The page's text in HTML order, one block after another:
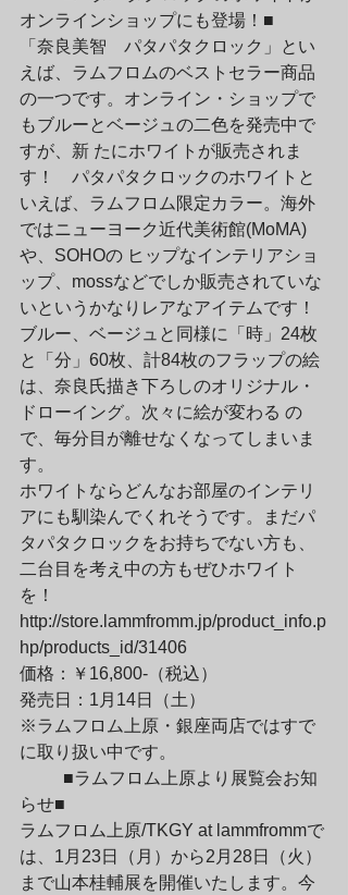
オンラインショップにも登場！■
「奈良美智　パタパタクロック」とい
えば、ラムフロムのベストセラー商品
の一つです。オンライン・ショップで
もブルーとベージュの二色を発売中で
すが、新 たにホワイトが販売されま
す！　パタパタクロックのホワイトと
いえば、ラムフロム限定カラー。海外
ではニューヨーク近代美術館(MoMA)
や、SOHOの ヒップなインテリアショ
ップ、mossなどでしか販売されていな
いというかなりレアなアイテムです！
ブルー、ベージュと同様に「時」24枚
と「分」60枚、計84枚のフラップの絵
は、奈良氏描き下ろしのオリジナル・
ドローイング。次々に絵が変わる の
で、毎分目が離せなくなってしまいま
す。
ホワイトならどんなお部屋のインテリ
アにも馴染んでくれそうです。まだパ
タパタクロックをお持ちでない方も、
二台目を考え中の方もぜひホワイト
を！
http://store.lammfromm.jp/product_info.p
hp/products_id/31406
価格：￥16,800-（税込）
発売日：1月14日（土）
※ラムフロム上原・銀座両店ではすで
に取り扱い中です。
らせ■
ラムフロム上原/TKGY at lammfrommで
は、1月23日（月）から2月28日（火）
まで山本桂輔展を開催いたします。今